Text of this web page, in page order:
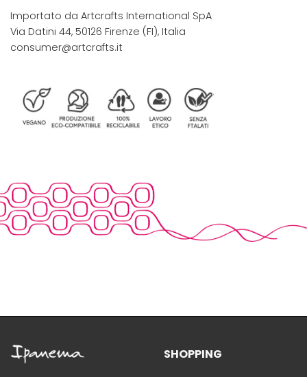
Importato da Artcrafts International SpA
Via Datini 44, 50126 Firenze (FI), Italia
consumer@artcrafts.it
SHOPPING